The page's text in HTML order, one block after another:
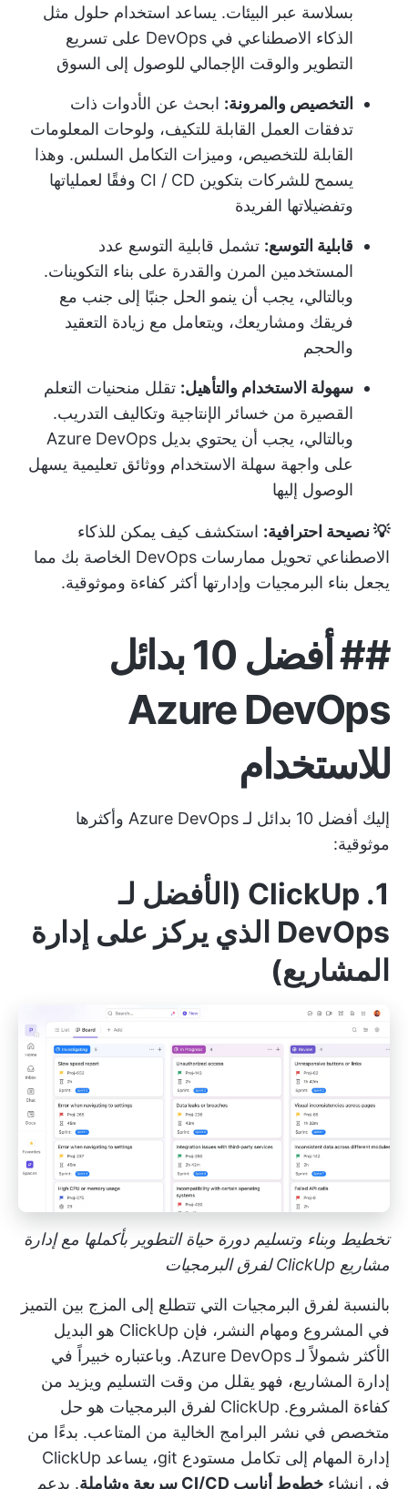
بسلاسة عبر البيئات. يساعد استخدام حلول مثل
الذكاء الاصطناعي في DevOps على تسريع
التطوير والوقت الإجمالي للوصول إلى السوق
التخصيص والمرونة: ابحث عن الأدوات ذات
تدفقات العمل القابلة للتكيف، ولوحات المعلومات
القابلة للتخصيص، وميزات التكامل السلس. وهذا
يسمح للشركات بتكوين CI / CD وفقًا لعملياتها
وتفضيلاتها الفريدة
قابلية التوسع: تشمل قابلية التوسع عدد
المستخدمين المرن والقدرة على بناء التكوينات.
وبالتالي، يجب أن ينمو الحل جنبًا إلى جنب مع
فريقك ومشاريعك، ويتعامل مع زيادة التعقيد
والحجم
سهولة الاستخدام والتأهيل: تقلل منحنيات التعلم
القصيرة من خسائر الإنتاجية وتكاليف التدريب.
وبالتالي، يجب أن يحتوي بديل Azure DevOps
على واجهة سهلة الاستخدام ووثائق تعليمية يسهل
الوصول إليها
💡 نصيحة احترافية: استكشف كيف يمكن للذكاء
الاصطناعي تحويل ممارسات DevOps الخاصة بك
مما
يجعل بناء البرمجيات وإدارتها أكثر كفاءة وموثوقية.
##
أفضل 10 بدائل
Azure DevOps
للاستخدام
إليك أفضل 10 بدائل لـ Azure DevOps وأكثرها
موثوقية:
1. ClickUp (الأفضل لـ
DevOps الذي يركز على إدارة
المشاريع)
تخطيط وبناء وتسليم دورة حياة التطوير بأكملها مع إدارة
مشاريع ClickUp لفرق البرمجيات
بالنسبة لفرق البرمجيات التي تتطلع إلى المزج بين التميز
في المشروع ومهام النشر، فإن ClickUp هو البديل
الأكثر شمولاً لـ Azure DevOps. وباعتباره خبيراً في
إدارة المشاريع، فهو يقلل من وقت التسليم ويزيد من
كفاءة المشروع. ClickUp لفرق البرمجيات
هو حل
متخصص في نشر البرامج الخالية من المتاعب. بدءًا من
إدارة المهام إلى تكامل مستودع git، يساعد ClickUp
في إنشاء خطوط أنابيب CI/CD سريعة وشاملة . يدعم